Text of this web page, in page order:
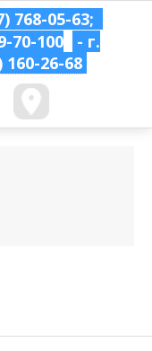
768-05-63;
70-100
- г.
160-26-68